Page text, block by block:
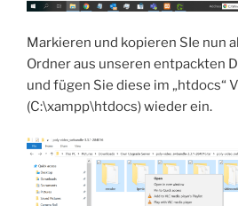
Markieren und kopieren SIe nun
Ordner aus unseren entpackten
und fügen Sie diese im „htdocs“
(C:\xampp\htdocs) wieder ein.